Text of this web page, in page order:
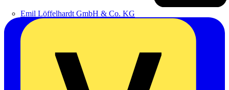
Emil Löffelhardt GmbH & Co. KG